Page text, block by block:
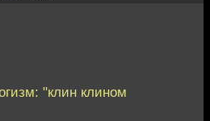
"клин клином